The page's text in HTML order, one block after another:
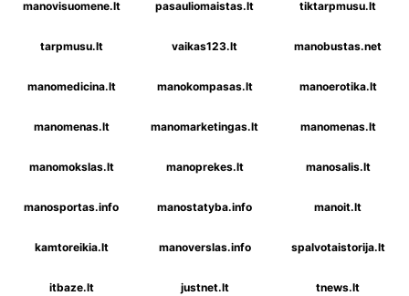
manovisuomene.lt pasauliomaistas.lt tiktarpmusu.lt
tarpmusu.lt vaikas123.lt manobustas.net
manomedicina.lt manokompasas.lt manoerotika.lt
manomenas.lt manomarketingas.lt manomenas.lt
manomokslas.lt manoprekes.lt manosalis.lt
manosportas.info manostatyba.info manoit.lt
kamtoreikia.lt manoverslas.info spalvotaistorija.lt
itbaze.lt justnet.lt tnews.lt